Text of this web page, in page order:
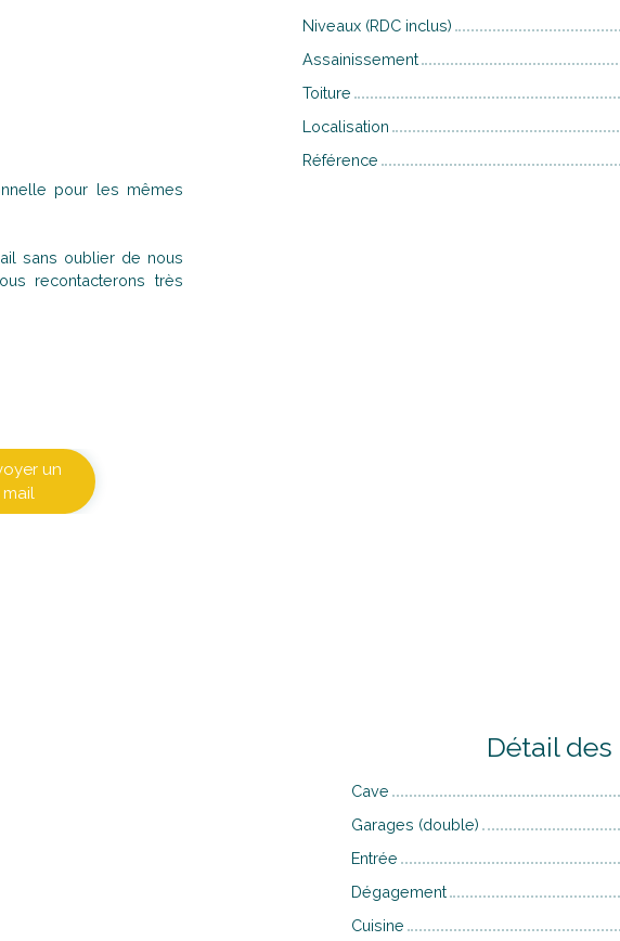
pour les mêmes
sans oublier de nous
recontacterons très
un
mail
Niveaux (RDC inclus)
Assainissement
Toiture
Localisation
Référence
Détail des
Cave
Garages (double)
Entrée
Dégagement
Cuisine